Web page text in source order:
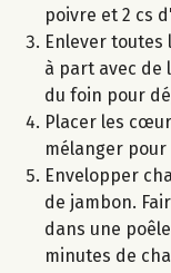
poivre et 2 cs
Enlever
à part avec de
du foin pour
Placer les
mélanger
Envelopper
de jambon.
dans une
minutes de